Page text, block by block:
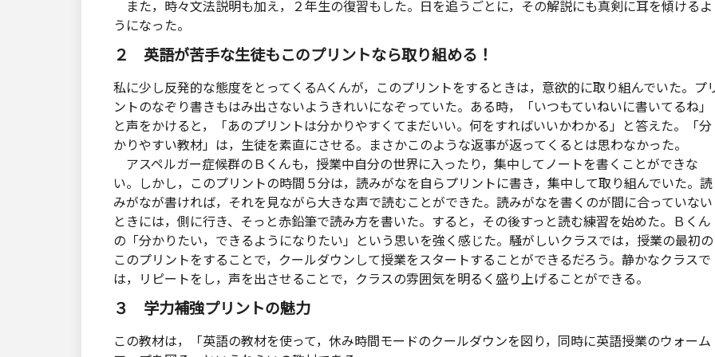
また，時々文法説明も加え，２年生の復習もした。日を追うごとに，その解説にも真剣に耳を傾けるよ
うになった。
２ 英語が苦手な生徒もこのプリントなら取り組める！
私に少し反発的な態度をとってくるAくんが，このプリントをするときは，意欲的に取り組んでいた。プ
ントのなぞり書きもはみ出さないようきれいになぞっていた。ある時，「いつもていねいに書いてるね」
と声をかけると，「あのプリントは分かりやすくてまだいい。何をすればいいかわかる」と答えた。「分
かりやすい教材」は，生徒を素直にさせる。まさかこのような返事が返ってくるとは思わなかった。
アスペルガー症候群のＢくんも，授業中自分の世界に入ったり，集中してノートを書くことができな
い。しかし，このプリントの時間５分は，読みがなを自らプリントに書き，集中して取り組んでいた。読
みがなが書ければ，それを見ながら大きな声で読むことができた。読みがなを書くのが間に合っていない
ときには，側に行き、そっと赤鉛筆で読み方を書いた。すると，その後すっと読む練習を始めた。Ｂくん
の「分かりたい，できるようになりたい」という思いを強く感じた。騒がしいクラスでは，授業の最初の
このプリントをすることで，クールダウンして授業をスタートすることができるだろう。静かなクラスで
は，リピートをし，声を出させることで，クラスの雰囲気を明るく盛り上げることができる。
３ 学力補強プリントの魅力
この教材は，「英語の教材を使って，休み時間モードのクールダウンを図り，同時に英語授業のウォーム